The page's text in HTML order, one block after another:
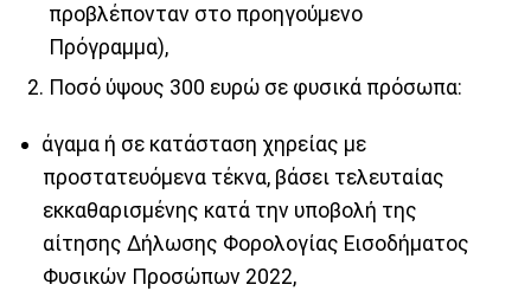
προβλέπονταν στο προηγούμενο
Πρόγραμμα),
Ποσό ύψους 300 ευρώ σε φυσικά πρόσωπα:
άγαμα ή σε κατάσταση χηρείας με
προστατευόμενα τέκνα, βάσει τελευταίας
εκκαθαρισμένης κατά την υποβολή της
αίτησης Δήλωσης Φορολογίας Εισοδήματος
Φυσικών Προσώπων 2022,